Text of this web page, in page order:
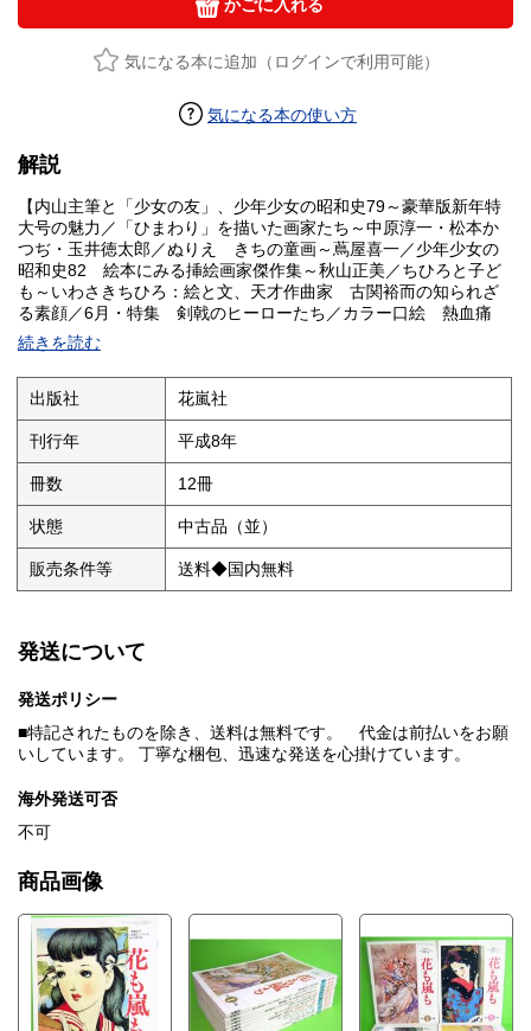
かごに入れる
気になる本に追加（ログインで利用可能）
気になる本の使い方
解説
【内山主筆と「少女の友」、少年少女の昭和史79～豪華版新年特
大号の魅力／「ひまわり」を描いた画家たち～中原淳一・松本か
つぢ・玉井徳太郎／ぬりえ きちの童画～蔦屋喜一／少年少女の
昭和史82 絵本にみる挿絵画家傑作集～秋山正美／ちひろと子ど
も～いわさきちひろ：絵と文、天才作曲家 古関裕而の知られざ
る素顔／6月・特集 剣戟のヒーローたち／カラー口絵 熱血痛
快 冒険探検物語／宮沢賢治の世界を彫る～畑中 純／読者リクエ
ストによる名作復刻 「山を守る兄弟」～大佛次郎・作、山口将
吉郎・画／渥美 清逝く 「男はつらいよ」ポスター全48作／シリ
ーズ 戦後を彩った名物番組1 NHKテレビ「ジェスチャー」／懐
かしの毎日小学生新聞～昭和13年～昭和18年まで・・・その他多
数】ソフトバウンド、A4変形判、159pp、本体：少ツカレ有、本
文：経年のツカレ有り、余白に極く軽いヤケ有り、紙質により外
辺に強ヤケ有り、4月号1葉に小さめの折れと皺有り、12月号3葉の
上角に小折れ、6月号と10月号の天に小汚れ有り、表紙：経年並
送料◆国内無料
続きを読む
出版社 花嵐社
刊行年 平成8年
冊数 12冊
状態 中古品（並）
販売条件等 送料◆国内無料
発送について
発送ポリシー
■特記されたものを除き、送料は無料です。 代金は前払いをお願
いしています。 丁寧な梱包、迅速な発送を心掛けています。
海外発送可否
不可
商品画像